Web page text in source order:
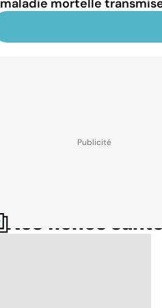
maladie mortelle
Nos fiches santé